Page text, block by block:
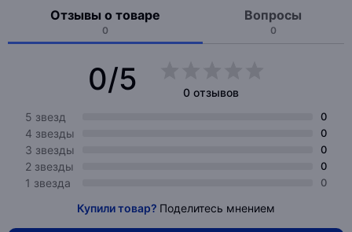
Отзывы о товаре
0
Вопросы
0
0/5
0 отзывов
5 звезд
0
4 звезды 0
3 звезды 0
2 звезды 0
1 звезда 0
Купили товар? Поделитесь мнением